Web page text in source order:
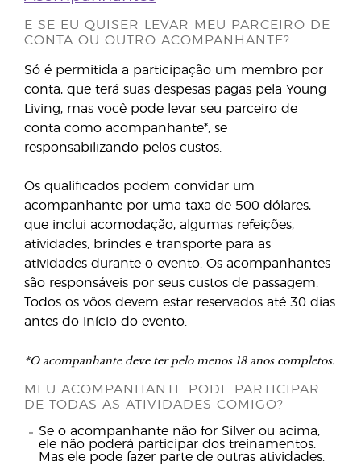
E SE EU QUISER LEVAR MEU PARCEIRO DE
CONTA OU OUTRO ACOMPANHANTE?
Só é permitida a participação um membro por
conta, que terá suas despesas pagas pela Young
Living, mas você pode levar seu parceiro de
conta como acompanhante*, se
responsabilizando pelos custos.
Os qualificados podem convidar um
acompanhante por uma taxa de 500 dólares,
que inclui acomodação, algumas refeições,
atividades, brindes e transporte para as
atividades durante o evento. Os acompanhantes
são responsáveis por seus custos de passagem.
Todos os vôos devem estar reservados até 30 dias
antes do início do evento.
*O acompanhante deve ter pelo menos 18 anos completos.
MEU ACOMPANHANTE PODE PARTICIPAR
DE TODAS AS ATIVIDADES COMIGO?
Se o acompanhante não for Silver ou acima,
ele não poderá participar dos treinamentos.
Mas ele pode fazer parte de outras atividades.